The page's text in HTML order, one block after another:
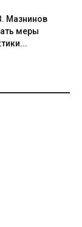
Мазнинов
меры